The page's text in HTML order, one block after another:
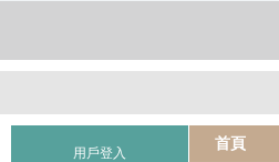
用戶登入
首頁